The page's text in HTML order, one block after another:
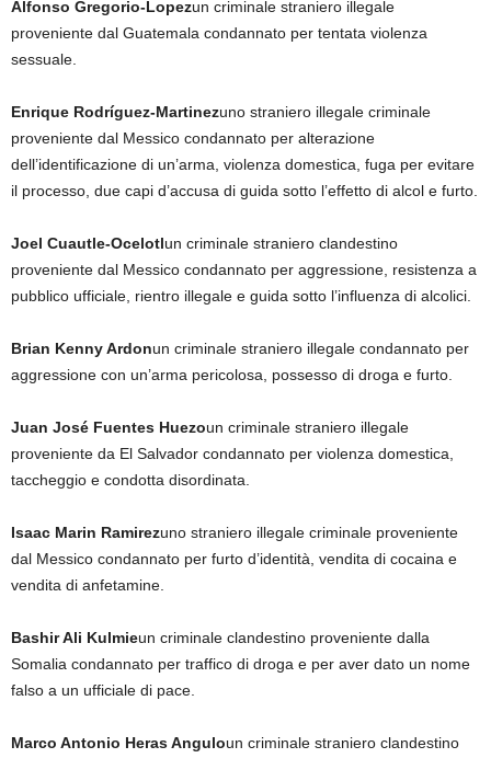
Alfonso Gregorio-Lopezun criminale straniero illegale
proveniente dal Guatemala condannato per tentata violenza
sessuale.
Enrique Rodríguez-Martinezuno straniero illegale criminale
proveniente dal Messico condannato per alterazione
dell’identificazione di un’arma, violenza domestica, fuga per evitare
il processo, due capi d’accusa di guida sotto l’effetto di alcol e furto.
Joel Cuautle-Ocelotlun criminale straniero clandestino
proveniente dal Messico condannato per aggressione, resistenza a
pubblico ufficiale, rientro illegale e guida sotto l’influenza di alcolici.
Brian Kenny Ardonun criminale straniero illegale condannato per
aggressione con un’arma pericolosa, possesso di droga e furto.
Juan José Fuentes Huezoun criminale straniero illegale
proveniente da El Salvador condannato per violenza domestica,
taccheggio e condotta disordinata.
Isaac Marin Ramirezuno straniero illegale criminale proveniente
dal Messico condannato per furto d’identità, vendita di cocaina e
vendita di anfetamine.
Bashir Ali Kulmieun criminale clandestino proveniente dalla
Somalia condannato per traffico di droga e per aver dato un nome
falso a un ufficiale di pace.
Marco Antonio Heras Anguloun criminale straniero clandestino